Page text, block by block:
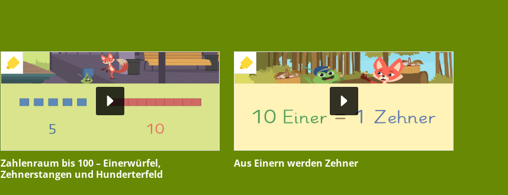
+ INTERAKTIVE ÜBUNG
Zahlenraum bis 100 – Einerwürfel,
Zehnerstangen und Hunderterfeld
+ INTERAKTIVE ÜBUNG
Aus Einern werden Zehner